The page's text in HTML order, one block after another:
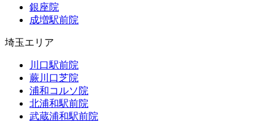
銀座院
成増駅前院
埼玉エリア
川口駅前院
蕨川口芝院
浦和コルソ院
北浦和駅前院
武蔵浦和駅前院